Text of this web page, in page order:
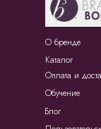
О бренде
Каталог
Оплата и
Обучение
Блог